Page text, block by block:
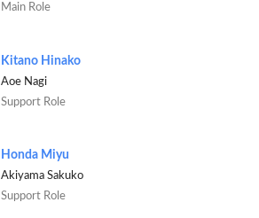
Main Role
Kitano Hinako
Aoe Nagi
Support Role
Honda Miyu
Akiyama Sakuko
Support Role